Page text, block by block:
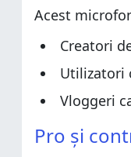
Design și
Experiența de
Ce părere ai
Verdict
Ce părere ai
Acest
Creatori
Utilizatori
Vloggeri
Pro și